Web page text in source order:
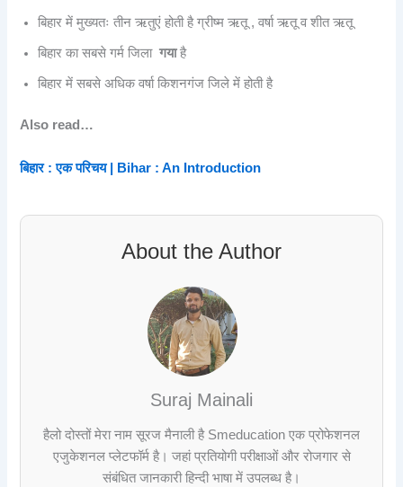
बिहार में मुख्यतः तीन ऋतुएं होती है ग्रीष्म ऋतू , वर्षा ऋतू व शीत ऋतू
बिहार का सबसे गर्म जिला गयाहै
बिहार में सबसे अधिक वर्षा किशनगंज जिले में होती है
Also read…
बिहार : एक परिचय | Bihar : An Introduction
About the Author
Suraj Mainali
हैलो दोस्तों मेरा नाम सूरज मैनाली है Smeducation एक प्रोफेशनल
एजुकेशनल प्लेटफॉर्म है। जहां प्रतियोगी परीक्षाओं और रोजगार से
संबंधित जानकारी हिन्दी भाषा में उपलब्ध है।